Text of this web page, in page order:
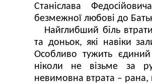
Станіслава
безмежної любові до
Найглибший біль
та доньок, які навіки
Особливо тужить
ніколи не візьме за
невимовна втрата – рана,